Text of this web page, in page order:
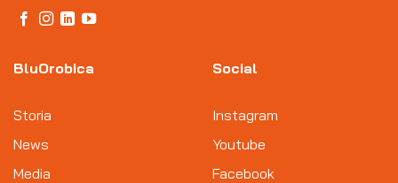
BluOrobica
Storia
News
Media
Social
Instagram
Youtube
Facebook